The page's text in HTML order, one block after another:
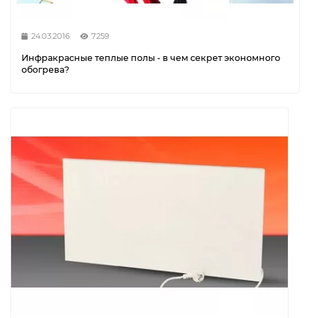
24.03.2016 7259
Инфракрасные теплые полы - в чем секрет экономного
обогрева?